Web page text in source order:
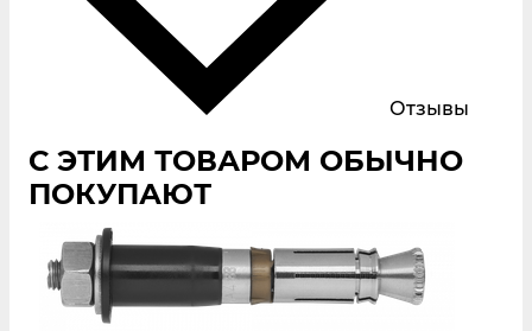
Отзывы
С ЭТИМ ТОВАРОМ ОБЫЧНО
ПОКУПАЮТ